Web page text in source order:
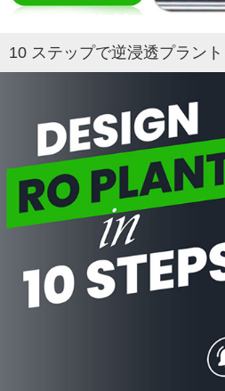
10 ステップで逆浸透プラン